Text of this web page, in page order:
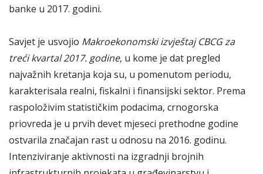
banke u 2017. godini.
Savjet je usvojio Makroekonomski izvještaj CBCG za
treći kvartal 2017. godine, u kome je dat pregled
najvažnih kretanja koja su, u pomenutom periodu,
karakterisala realni, fiskalni i finansijski sektor. Prema
raspoloživim statističkim podacima, crnogorska
priovreda je u prvih devet mjeseci prethodne godine
ostvarila značajan rast u odnosu na 2016. godinu.
Intenziviranje aktivnosti na izgradnji brojnih